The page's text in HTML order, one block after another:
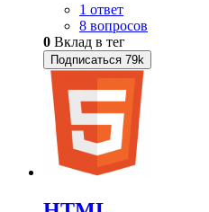
1 ответ
8 вопросов
0 Вклад в тег
Подписаться 79k